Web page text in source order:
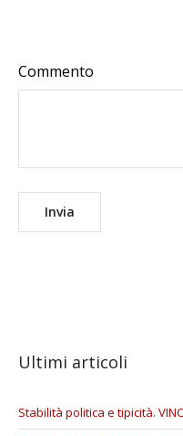
Commento
Ultimi articoli
Stabilità politica e tipicità.